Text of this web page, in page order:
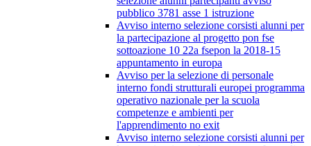
pubblico 3781 asse 1 istruzione
Avviso interno selezione corsisti alunni per
la partecipazione al progetto pon fse
sottoazione 10 22a fsepon la 2018-15
appuntamento in europa
Avviso per la selezione di personale
interno fondi strutturali europei programma
operativo nazionale per la scuola
competenze e ambienti per
l'apprendimento no exit
Avviso interno selezione corsisti alunni per